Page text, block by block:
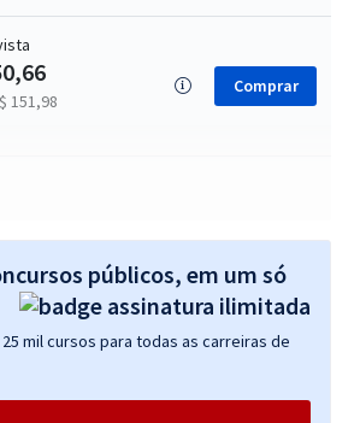
151,98
Comprar
158,16
públicos, em um só
mil cursos para todas as carreiras de